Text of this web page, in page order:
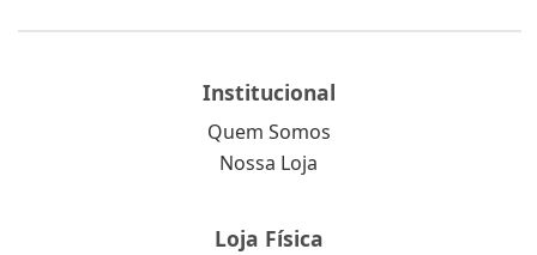
Institucional
Quem Somos
Nossa Loja
Loja Física